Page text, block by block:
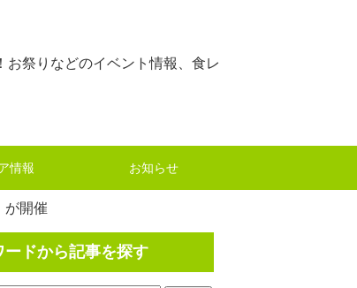
お祭りなどのイベント情報、食レ
情報 お知らせ
が開催
ードから記事を探す